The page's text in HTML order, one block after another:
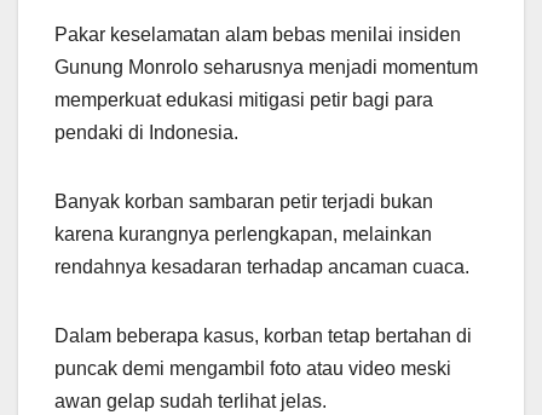
Pakar keselamatan alam bebas menilai insiden
Gunung Monrolo seharusnya menjadi momentum
memperkuat edukasi mitigasi petir bagi para
pendaki di Indonesia.
Banyak korban sambaran petir terjadi bukan
karena kurangnya perlengkapan, melainkan
rendahnya kesadaran terhadap ancaman cuaca.
Dalam beberapa kasus, korban tetap bertahan di
puncak demi mengambil foto atau video meski
awan gelap sudah terlihat jelas.